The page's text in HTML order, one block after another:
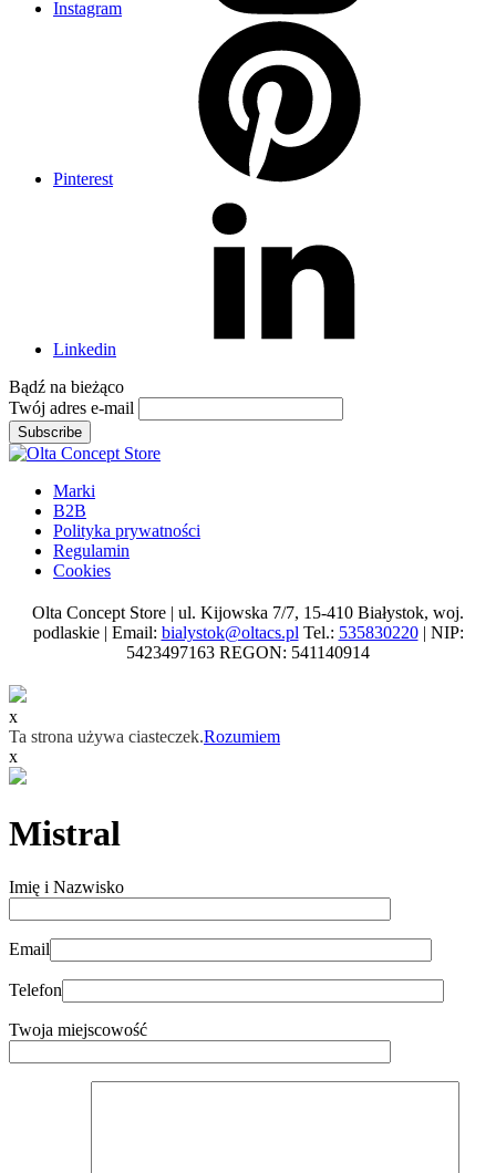
Instagram
Pinterest
Linkedin
Bądź na bieżąco
Twój adres e-mail
Subscribe
Marki
B2B
Polityka prywatności
Regulamin
Cookies
Olta Concept Store | ul. Kijowska 7/7, 15-410 Białystok, woj.
podlaskie | Email: bialystok@oltacs.plTel.: 535830220| NIP:
5423497163 REGON: 541140914
x
Ta strona używa ciasteczek.Rozumiem
x
Mistral
Imię i Nazwisko
Email
Telefon
Twoja miejscowość